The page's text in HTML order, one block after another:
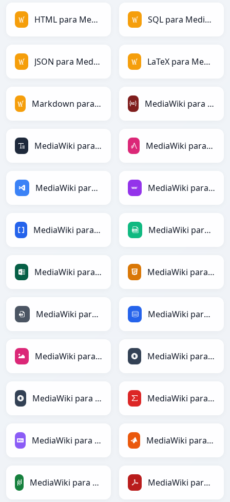
HTML para MediaWiki SQL para MediaWiki
JSON para MediaWiki LaTeX para MediaWiki
Markdown para MediaWiki MediaWiki para ActionScript
MediaWiki para ASCII MediaWiki para AsciiDoc
MediaWiki para ASP MediaWiki para Avro
MediaWiki para BBCode MediaWiki para CSV
MediaWiki para Excel MediaWiki para HTML
MediaWiki para INI MediaWiki para SQL
MediaWiki para JPEG MediaWiki para JSON
MediaWiki para JSONLines MediaWiki para LaTeX
MediaWiki para Markdown MediaWiki para MATLAB
MediaWiki para PandasDataFrame MediaWiki para PDF